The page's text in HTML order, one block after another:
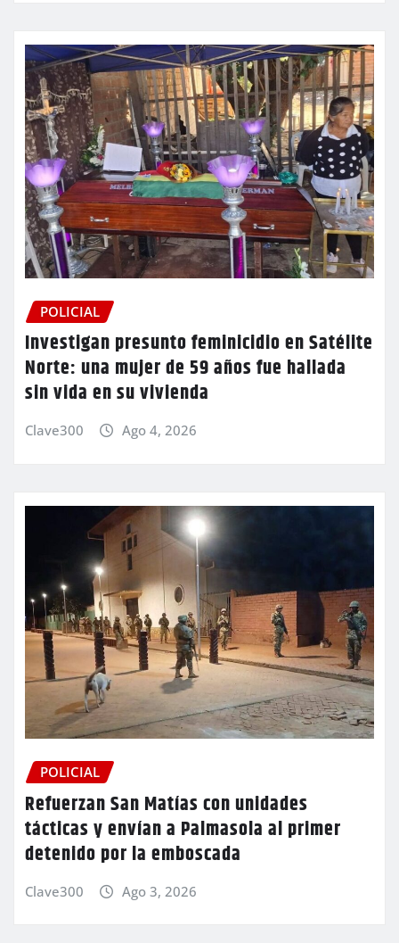
POLICIAL
Investigan presunto feminicidio en Satélite
Norte: una mujer de 59 años fue hallada
sin vida en su vivienda
Clave300 Ago 4, 2026
POLICIAL
Refuerzan San Matías con unidades
tácticas y envían a Palmasola al primer
detenido por la emboscada
Clave300 Ago 3, 2026